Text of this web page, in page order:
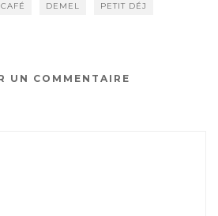
CAFÉ DEMEL PETIT DÉJ
UN COMMENTAIRE